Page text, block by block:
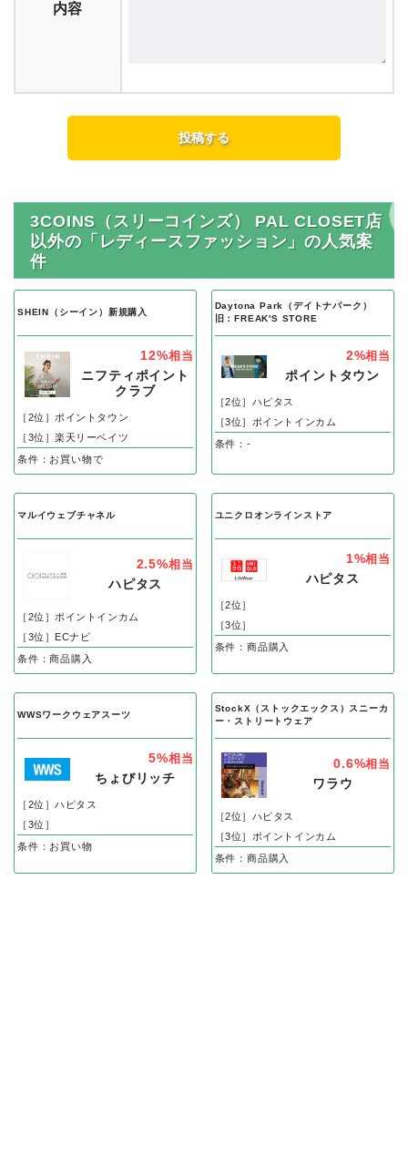
内容
3COINS（スリーコインズ） PAL CLOSET店
以外の「レディースファッション」の人気案
件
SHEIN（シーイン）新規購入
12%相当
ニフティポイント
クラブ
［2位］ポイントタウン
［3位］楽天リーベイツ
条件：お買い物で
Daytona Park（デイトナパーク）
旧：FREAK'S STORE
2%相当
ポイントタウン
［2位］ハピタス
［3位］ポイントインカム
条件：-
マルイウェブチャネル
2.5%相当
ハピタス
［2位］ポイントインカム
［3位］ECナビ
条件：商品購入
ユニクロオンラインストア
1%相当
ハピタス
［2位］
［3位］
条件：商品購入
WWSワークウェアスーツ
5%相当
ちょびリッチ
［2位］ハピタス
［3位］
条件：お買い物
StockX（ストックエックス）スニーカ
ー・ストリートウェア
0.6%相当
ワラウ
［2位］ハピタス
［3位］ポイントインカム
条件：商品購入